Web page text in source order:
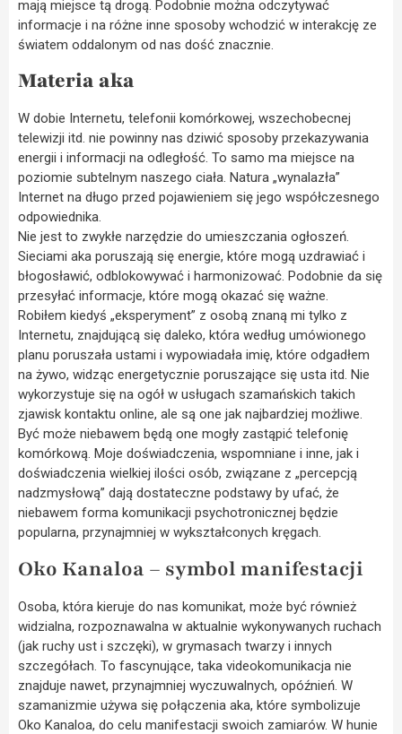
mają miejsce tą drogą. Podobnie można odczytywać
informacje i na różne inne sposoby wchodzić w interakcję ze
światem oddalonym od nas dość znacznie.
Materia aka
W dobie Internetu, telefonii komórkowej, wszechobecnej
telewizji itd. nie powinny nas dziwić sposoby przekazywania
energii i informacji na odległość. To samo ma miejsce na
poziomie subtelnym naszego ciała. Natura „wynalazła”
Internet na długo przed pojawieniem się jego współczesnego
odpowiednika.
Nie jest to zwykłe narzędzie do umieszczania ogłoszeń.
Sieciami aka poruszają się energie, które mogą uzdrawiać i
błogosławić, odblokowywać i harmonizować. Podobnie da się
przesyłać informacje, które mogą okazać się ważne.
Robiłem kiedyś „eksperyment” z osobą znaną mi tylko z
Internetu, znajdującą się daleko, która według umówionego
planu poruszała ustami i wypowiadała imię, które odgadłem
na żywo, widząc energetycznie poruszające się usta itd. Nie
wykorzystuje się na ogół w usługach szamańskich takich
zjawisk kontaktu online, ale są one jak najbardziej możliwe.
Być może niebawem będą one mogły zastąpić telefonię
komórkową. Moje doświadczenia, wspomniane i inne, jak i
doświadczenia wielkiej ilości osób, związane z „percepcją
nadzmysłową” dają dostateczne podstawy by ufać, że
niebawem forma komunikacji psychotronicznej będzie
popularna, przynajmniej w wykształconych kręgach.
Oko Kanaloa – symbol manifestacji
Osoba, która kieruje do nas komunikat, może być również
widzialna, rozpoznawalna w aktualnie wykonywanych ruchach
(jak ruchy ust i szczęki), w grymasach twarzy i innych
szczegółach. To fascynujące, taka videokomunikacja nie
znajduje nawet, przynajmniej wyczuwalnych, opóźnień. W
szamanizmie używa się połączenia aka, które symbolizuje
Oko Kanaloa, do celu manifestacji swoich zamiarów. W hunie